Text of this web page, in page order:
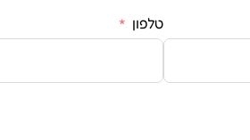
טלפון